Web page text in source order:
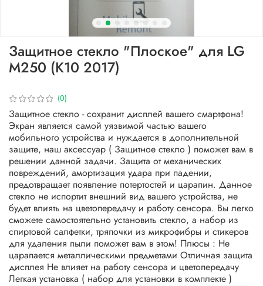
(0)
Защитное стекло "Плоское" для LG
M250 (K10 2017)
Защитное стекло - сохранит дисплей вашего смартфона!
Экран является самой уязвимой частью вашего
мобильного устройства и нуждается в дополнительной
защите, наш аксессуар ( Защитное стекло ) поможет вам в
решении данной задачи. Защита от механических
повреждений, амортизация удара при падении,
предотвращает появление потертостей и царапин. Данное
стекло не испортит внешний вид вашего устройства, не
будет влиять на цветопередачу и работу сенсора. Вы легко
сможете самостоятельно установить стекло, а набор из
спиртовой салфетки, тряпочки из микрофибры и стикеров
для удаления пыли поможет вам в этом! Плюсы : Не
царапается металлическими предметами Отличная защита
дисплея Не влияет на работу сенсора и цветопередачу
Легкая установка ( набор для установки в комплекте )